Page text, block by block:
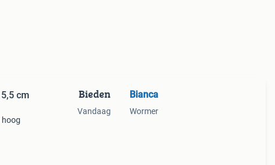
cm
hoog
Bieden
Vandaag
Bianca
Wormer